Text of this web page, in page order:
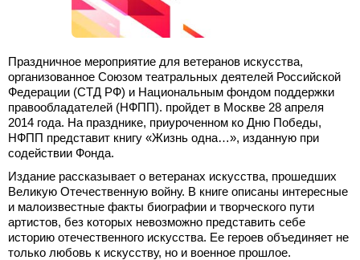
Праздничное мероприятие для ветеранов искусства,
организованное Союзом театральных деятелей Российской
Федерации (СТД РФ) и Национальным фондом поддержки
правообладателей (НФПП). пройдет в Москве 28 апреля
2014 года. На празднике, приуроченном ко Дню Победы,
НФПП представит книгу «Жизнь одна…», изданную при
содействии Фонда.
Издание рассказывает о ветеранах искусства, прошедших
Великую Отечественную войну. В книге описаны интересные
и малоизвестные факты биографии и творческого пути
артистов, без которых невозможно представить себе
историю отечественного искусства. Ее героев объединяет не
только любовь к искусству, но и военное прошлое.